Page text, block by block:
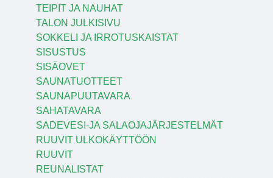
TEIPIT JA NAUHAT
TALON JULKISIVU
SOKKELI JA IRROTUSKAISTAT
SISUSTUS
SISÄOVET
SAUNATUOTTEET
SAUNAPUUTAVARA
SAHATAVARA
SADEVESI-JA SALAOJAJÄRJESTELMÄT
RUUVIT ULKOKÄYTTÖÖN
RUUVIT
REUNALISTAT